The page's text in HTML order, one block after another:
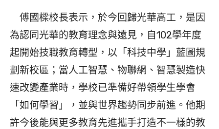
傅國樑校長表示，於今回歸光華高工，是因
為認同光華的教育理念與遠見，自102學年度
起開始技職教育轉型，以「科技中學」藍圖規
劃新校區；當人工智慧、物聯網、智慧製造快
速改變產業時，學校已準備好帶領學生學會
「如何學習」，並與世界趨勢同步前進。他期
許今後能與更多教育先進攜手打造不一樣的教